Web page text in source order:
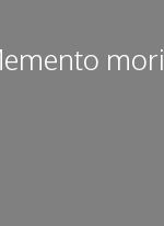
mori